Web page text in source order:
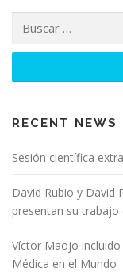
RECENT NEWS
Sesión científica
David Rubio y David
presentan su trabajo
Víctor Maojo
Médica en el Mundo